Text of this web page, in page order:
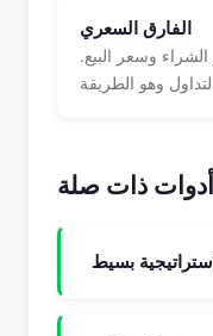
الفارق السعري
وسعر البيع.
أدوات ذات صلة
بسيط